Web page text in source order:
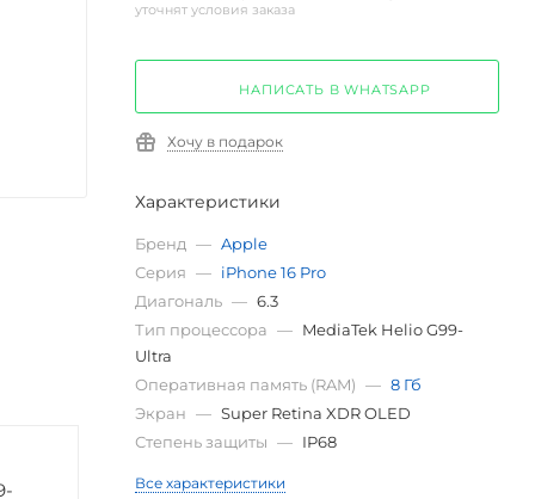
уточнят условия заказа
НАПИСАТЬ В WHATSAPP
Хочу в подарок
Характеристики
Бренд — Apple
Серия — iPhone 16 Pro
Диагональ — 6.3
Тип процессора — MediaTek Helio G99-
Ultra
Оперативная память (RAM) — 8 Гб
Экран — Super Retina XDR OLED
Степень защиты — IP68
Все характеристики